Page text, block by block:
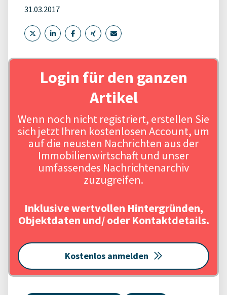
31.03.2017
Login für den ganzen
Artikel
Wenn noch nicht registriert, erstellen Sie
sich jetzt Ihren kostenlosen Account, um
auf die neusten Nachrichten aus der
Immobilienwirtschaft und unser
umfassendes Nachrichtenarchiv
zuzugreifen.
Inklusive wertvollen Hintergründen,
Objektdaten und/ oder Kontaktdetails.
Kostenlos anmelden